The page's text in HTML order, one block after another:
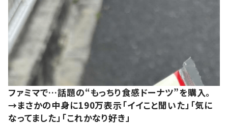
ファミマで…話題の“もっちり食感ドーナツ”を購入。
→まさかの中身に190万表示「イイこと聞いた」「気に
なってました」「これかなり好き」